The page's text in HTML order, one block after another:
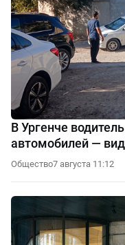
В Ургенче
автомобилей —
Общество7 августа 11:12